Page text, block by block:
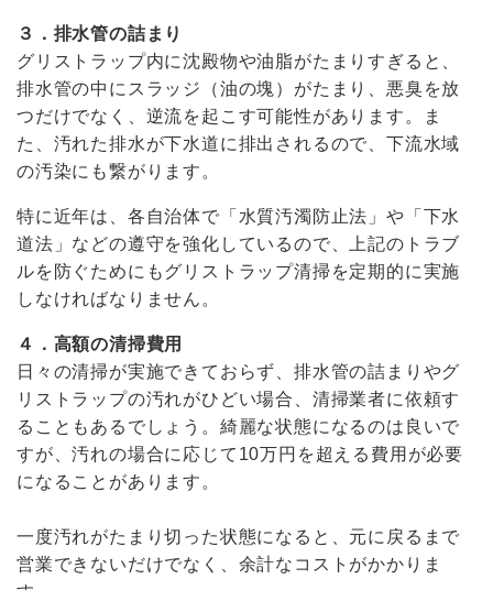
３．排水管の詰まり
グリストラップ内に沈殿物や油脂がたまりすぎると、
排水管の中にスラッジ（油の塊）がたまり、悪臭を放
つだけでなく、逆流を起こす可能性があります。ま
た、汚れた排水が下水道に排出されるので、下流水域
の汚染にも繋がります。
特に近年は、各自治体で「水質汚濁防止法」や「下水
道法」などの遵守を強化しているので、上記のトラブ
ルを防ぐためにもグリストラップ清掃を定期的に実施
しなければなりません。
４．高額の清掃費用
日々の清掃が実施できておらず、排水管の詰まりやグ
リストラップの汚れがひどい場合、清掃業者に依頼す
ることもあるでしょう。綺麗な状態になるのは良いで
すが、汚れの場合に応じて10万円を超える費用が必要
になることがあります。
一度汚れがたまり切った状態になると、元に戻るまで
営業できないだけでなく、余計なコストがかかりま